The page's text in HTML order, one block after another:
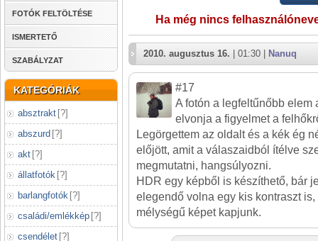
FOTÓK FELTÖLTÉSE
ISMERTETŐ
SZABÁLYZAT
KATEGÓRIÁK
absztrakt [?]
abszurd [?]
akt [?]
állatfotók [?]
barlangfotók [?]
családi/emlékkép [?]
csendélet [?]
Ha még nincs
2010. augusztus 16. | 01:30 | Nanuq
#17
A fotón a legfeltűnőbb elem
elvonja a figyelmet a
Legörgettem az oldalt és a kék ég
előjött, amit a válaszaidból ítélve
megmutatni, hangsúlyozni.
HDR egy képből is készíthető, bár
elegendő volna egy kis kontraszt
mélységű képet kapjunk.